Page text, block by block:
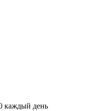
каждый день